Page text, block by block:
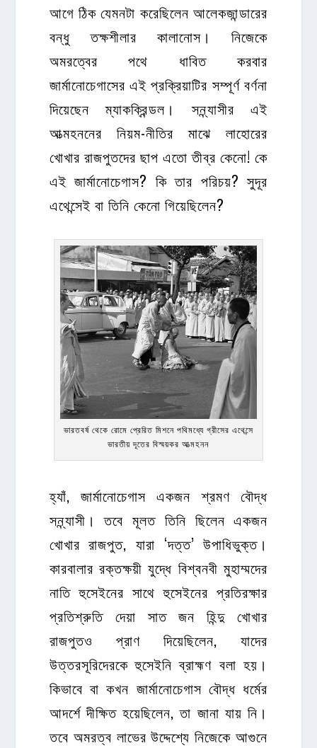
আগে ঠিক যেমনটা করেছিলেন আলেকজান্ডারের
বন্ধু তক্ষশীলার কালানোস। নিজেকে
অমরত্বের পথে ধাবিত করবার
জার্মানোচেগাসের এই প্রক্রিয়াটির সম্পূর্ণ বর্ণনা
দিয়েছেন ম্যাকক্রিন্ডল। সন্ন্যাসীর এই
আত্মহননের নিয়ম-নীতির মাঝে লাহোরের
খোখার রাজপুতদের ছাপ এতো তীব্র কেনো! কে
এই জার্মানোচেগাস? কি তার পরিচয়? সুদূর
এথেন্সেই বা তিনি কেনো গিয়েছিলেন?
ভারতবর্ষ থেকে রোমে প্রেরিত মিশনে পথিমধ্যে গ্রীসের এথেন্সে
ভারতীয় দূতের বিস্ময়কর আত্মহনন
হ্যাঁ, জার্মানোচেগাস একজন শ্রমণ বৌদ্ধ
সন্ন্যাসী। তবে মূলত তিনি ছিলেন একজন
খোখার রাজপুত, যারা ‘দত্ত’ উপাধিভুক্ত।
কারবালার রক্তক্ষয়ী যুদ্ধে বিশ্বনবী মুহাম্মদের
নাতি হুসেইনের সাথে হুসেইনের প্রতিরক্ষার
প্রতিশ্রুতি দেয়া সাত জন হিন্দু খোখার
রাজপুতও প্রাণ দিয়েছিলেন, যাদের
উত্তরসূরিদেরকে হুসেইনি ব্রাহ্মণ বলা হয়।
কিভাবে বা কখন জার্মানোচেগাস বৌদ্ধ ধর্মের
আদর্শে দীক্ষিত হয়েছিলেন, তা জানা যায় নি।
তবে অমরত্ব লাভের উদ্দেশ্যে নিজেকে আগুনে